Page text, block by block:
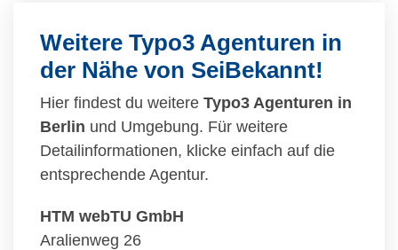
Weitere Typo3 Agenturen in
der Nähe von SeiBekannt!
Hier findest du weitere Typo3 Agenturen in
Berlin und Umgebung. Für weitere
Detailinformationen, klicke einfach auf die
entsprechende Agentur.
HTM webTU GmbH
Aralienweg 26